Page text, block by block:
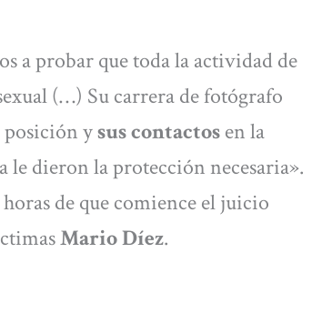
a probar que toda la actividad de
(…) Su carrera de fotógrafo
posición ysus contactosen la
dieron la protección necesaria».
de que comience el juicio
Mario Díez.